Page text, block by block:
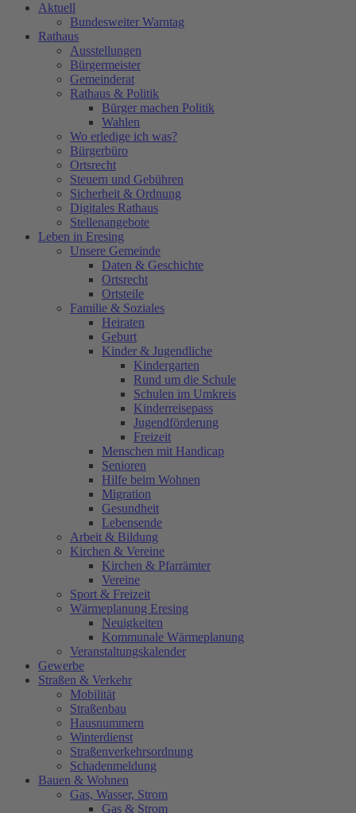
Aktuell
Bundesweiter Warntag
Rathaus
Ausstellungen
Bürgermeister
Gemeinderat
Rathaus & Politik
Bürger machen Politik
Wahlen
Wo erledige ich was?
Bürgerbüro
Ortsrecht
Steuern und Gebühren
Sicherheit & Ordnung
Digitales Rathaus
Stellenangebote
Leben in Eresing
Unsere Gemeinde
Daten & Geschichte
Ortsrecht
Ortsteile
Familie & Soziales
Heiraten
Geburt
Kinder & Jugendliche
Kindergarten
Rund um die Schule
Schulen im Umkreis
Kinderreisepass
Jugendförderung
Freizeit
Menschen mit Handicap
Senioren
Hilfe beim Wohnen
Migration
Gesundheit
Lebensende
Arbeit & Bildung
Kirchen & Vereine
Kirchen & Pfarrämter
Vereine
Sport & Freizeit
Wärmeplanung Eresing
Neuigkeiten
Kommunale Wärmeplanung
Veranstaltungskalender
Gewerbe
Straßen & Verkehr
Mobilität
Straßenbau
Hausnummern
Winterdienst
Straßenverkehrsordnung
Schadenmeldung
Bauen & Wohnen
Gas, Wasser, Strom
Gas & Strom